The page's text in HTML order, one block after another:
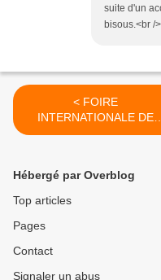
suite d'un
bisous.<br /
< FOIRE
INTERNATIONALE DE
TOULOUSE (3)
Hébergé par Overblog
Top articles
Pages
Contact
Signaler un abus